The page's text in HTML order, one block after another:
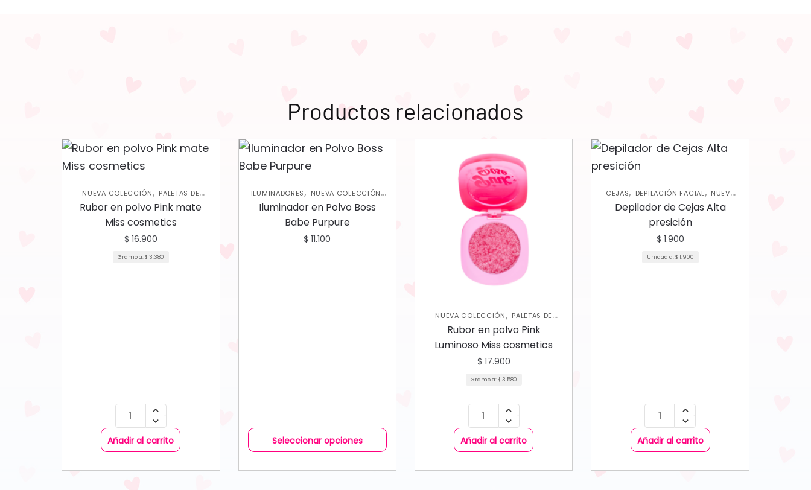
Productos relacionados
NUEVA COLECCIÓN, PALETAS DE
SOMBRAS ,PERFILADORES, ROSTRO
RUBORES
Rubor en polvo Pink mate
Miss cosmetics
$ 16.900
Gramo a:$ 3.380
Añadir al carrito
ILUMINADORES, NUEVA COLECCIÓN,
PALETAS DE SOMBRAS ,PERFILADORES
Iluminador en Polvo Boss
Babe Purpure
$ 11.100
Seleccionar opciones
NUEVA COLECCIÓN, PALETAS DE
SOMBRAS,PERFILADORES ,ROSTRO
RUBORES
Rubor en polvo Pink
Luminoso Miss cosmetics
$ 17.900
Gramo a:$ 3.580
Añadir al carrito
CEJAS, DEPILACIÓN FACIAL, NUEVA
COLECCIÓN,OJOS ,PERFILADORES
UNCATEGORIZED
Depilador de Cejas Alta
presición
$ 1.900
Unidad a:$ 1.900
Añadir al carrito